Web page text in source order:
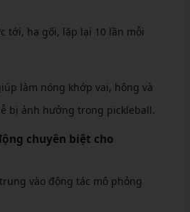
tới, hạ gối, lặp lại 10 lần mỗi
làm nóng khớp vai, hông và
bị ảnh hưởng trong pickleball.
chuyên biệt cho
vào động tác mô phỏng